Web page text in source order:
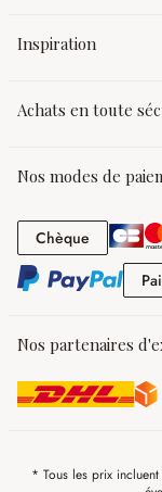
Inspiration
Achats en toute
Nos modes de
Chèque Chèque
Nos partenaires
* Tous les prix